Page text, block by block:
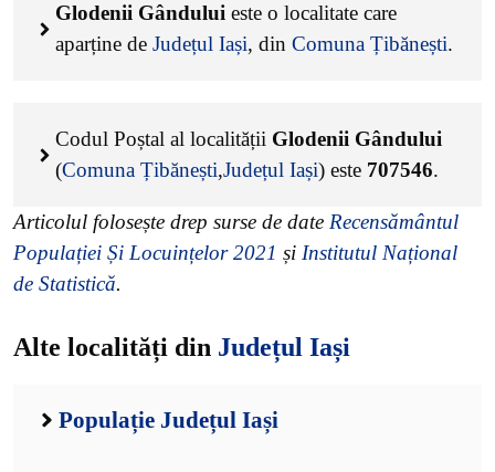
Glodenii Gândului este o localitate care
aparține de Județul Iași, din Comuna Țibănești.
Codul Poștal al localității Glodenii Gândului
(Comuna Țibănești,Județul Iași) este 707546.
Articolul folosește drep surse de date Recensământul
Populației Și Locuințelor 2021 și Institutul Național
de Statistică.
Alte localități din Județul Iași
Populație Județul Iași